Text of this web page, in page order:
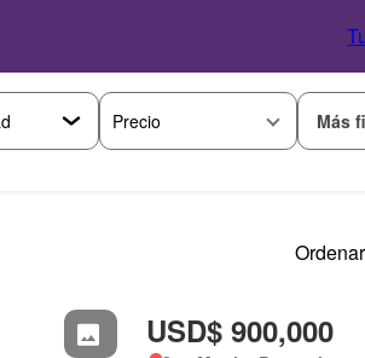
Precio Más
USD$ 900,000